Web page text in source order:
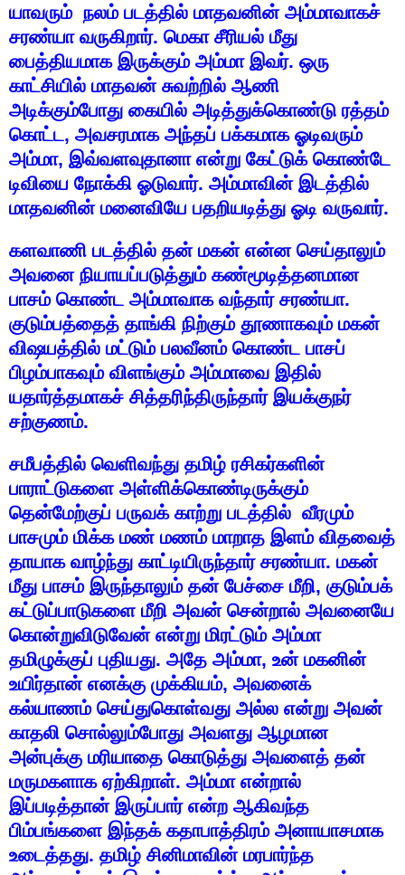
யாவரும் நலம் படத்தில் மாதவனின் அம்மாவாகச்
சரண்யா வருகிறார். மெகா சீரியல் மீது
பைத்தியமாக இருக்கும் அம்மா இவர். ஒரு
காட்சியில் மாதவன் சுவற்றில் ஆணி
அடிக்கும்போது கையில் அடித்துக்கொண்டு ரத்தம்
கொட்ட, அவசரமாக அந்தப் பக்கமாக ஓடிவரும்
அம்மா, இவ்வளவுதானா என்று கேட்டுக் கொண்டே
டிவியை நோக்கி ஓடுவார். அம்மாவின் இடத்தில்
மாதவனின் மனைவியே பதறியடித்து ஓடி வருவார்.
களவாணி படத்தில் தன் மகன் என்ன செய்தாலும்
அவனை நியாயப்படுத்தும் கண்மூடித்தனமான
பாசம் கொண்ட அம்மாவாக வந்தார் சரண்யா.
குடும்பத்தைத் தாங்கி நிற்கும் தூணாகவும் மகன்
விஷயத்தில் மட்டும் பலவீனம் கொண்ட பாசப்
பிழம்பாகவும் விளங்கும் அம்மாவை இதில்
யதார்த்தமாகச் சித்தரிந்திருந்தார் இயக்குநர்
சற்குணம்.
சமீபத்தில் வெளிவந்து தமிழ் ரசிகர்களின்
பாராட்டுகளை அள்ளிக்கொண்டிருக்கும்
தென்மேற்குப் பருவக் காற்று படத்தில் வீரமும்
பாசமும் மிக்க மண் மணம் மாறாத இளம் விதவைத்
தாயாக வாழ்ந்து காட்டியிருந்தார் சரண்யா. மகன்
மீது பாசம் இருந்தாலும் தன் பேச்சை மீறி, குடும்பக்
கட்டுப்பாடுகளை மீறி அவன் சென்றால் அவனையே
கொன்றுவிடுவேன் என்று மிரட்டும் அம்மா
தமிழுக்குப் புதியது. அதே அம்மா, உன் மகனின்
உயிர்தான் எனக்கு முக்கியம், அவனைக்
கல்யாணம் செய்துகொள்வது அல்ல என்று அவன்
காதலி சொல்லும்போது அவளது ஆழமான
அன்புக்கு மரியாதை கொடுத்து அவளைத் தன்
மருமகளாக ஏற்கிறாள். அம்மா என்றால்
இப்படித்தான் இருப்பார் என்ற ஆகிவந்த
பிம்பங்களை இந்தக் கதாபாத்திரம் அனாயாசமாக
உடைத்தது. தமிழ் சினிமாவின் மரபார்ந்த